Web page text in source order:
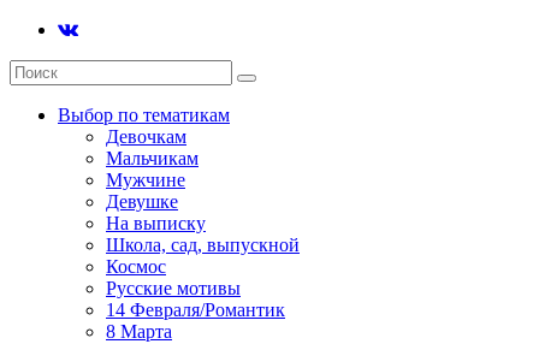
Выбор по тематикам
Девочкам
Мальчикам
Мужчине
Девушке
На выписку
Школа, сад, выпускной
Космос
Русские мотивы
14 Февраля/Романтик
8 Марта